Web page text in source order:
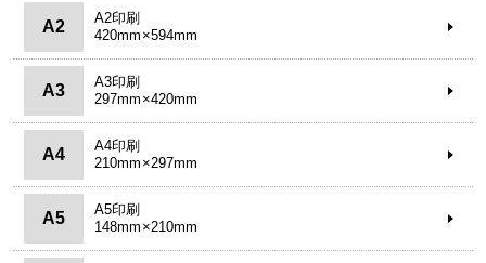
A2
A2印刷
420mm×594mm
A3
A3印刷
297mm×420mm
A4
A4印刷
210mm×297mm
A5
A5印刷
148mm×210mm